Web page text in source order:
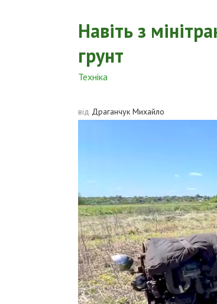
Навіть з
грунт
Техніка
від Драганчук Михайло